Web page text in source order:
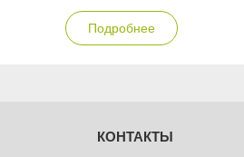
Подробнее
КОНТАКТЫ